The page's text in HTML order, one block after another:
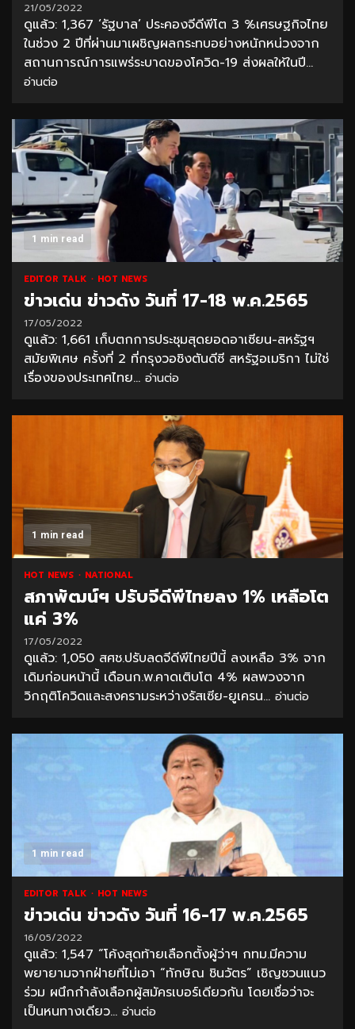
21/05/2022
ดูแล้ว: 1,367 ‘รัฐบาล’ ประคองจีดีพีโต 3 %เศรษฐกิจไทย
ในช่วง 2 ปีที่ผ่านมาเผชิญผลกระทบอย่างหนักหน่วงจาก
สถานการณ์การแพร่ระบาดของโควิด-19 ส่งผลให้ในปี...
อ่านต่อ
1 min read
EDITOR TALK HOT NEWS
ข่าวเด่น ข่าวดัง วันที่ 17-18 พ.ค.2565
17/05/2022
ดูแล้ว: 1,661 เก็บตกการประชุมสุดยอดอาเซียน-สหรัฐฯ
สมัยพิเศษ ครั้งที่ 2 ที่กรุงวอชิงตันดีซี สหรัฐอเมริกา ไม่ใช่
เรื่องของประเทศไทย... อ่านต่อ
1 min read
HOT NEWS NATIONAL
สภาพัฒน์ฯ ปรับจีดีพีไทยลง 1% เหลือโต
แค่ 3%
17/05/2022
ดูแล้ว: 1,050 สศช.ปรับลดจีดีพีไทยปีนี้ ลงเหลือ 3% จาก
เดิมก่อนหน้านี้ เดือนก.พ.คาดเติบโต 4% ผลพวงจาก
วิกฤติโควิดและสงครามระหว่างรัสเซีย-ยูเครน... อ่านต่อ
1 min read
EDITOR TALK HOT NEWS
ข่าวเด่น ข่าวดัง วันที่ 16-17 พ.ค.2565
16/05/2022
ดูแล้ว: 1,547 “โค้งสุดท้ายเลือกตั้งผู้ว่าฯ กทม.มีความ
พยายามจากฝ่ายที่ไม่เอา “ทักษิณ ชินวัตร” เชิญชวนแนว
ร่วม ผนึกกำลังเลือกผู้สมัครเบอร์เดียวกัน โดยเชื่อว่าจะ
เป็นหนทางเดียว... อ่านต่อ